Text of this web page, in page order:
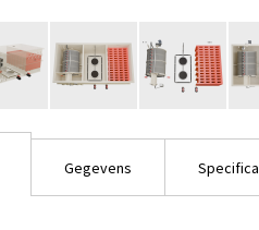
Gegevens